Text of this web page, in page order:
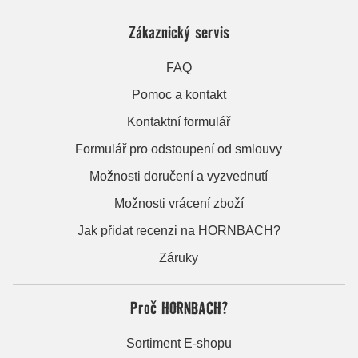
Zákaznický servis
FAQ
Pomoc a kontakt
Kontaktní formulář
Formulář pro odstoupení od smlouvy
Možnosti doručení a vyzvednutí
Možnosti vrácení zboží
Jak přidat recenzi na HORNBACH?
Záruky
Proč HORNBACH?
Sortiment E-shopu